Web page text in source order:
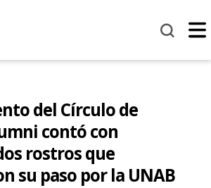
del Círculo de
contó con
rostros que
su paso por la UNAB